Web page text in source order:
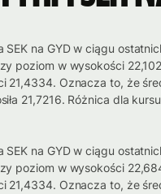
SEK na GYD w ciągu
poziom w wysokości
21,4334. Oznacza to, że
21,7216. Różnica dla
SEK na GYD w ciągu
poziom w wysokości
21,4334. Oznacza to, że